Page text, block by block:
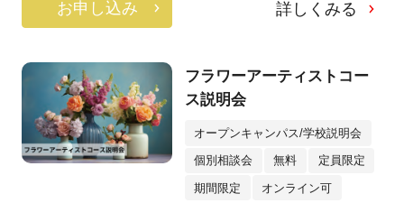
お申し込み 詳しくみる
フラワーアーティストコー
ス説明会
オープンキャンパス/学校説明会
個別相談会 無料 定員限定
期間限定 オンライン可